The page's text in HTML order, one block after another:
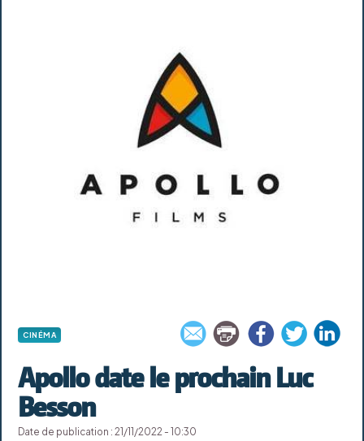
CINÉMA
Apollo date le prochain Luc
Besson
Date de publication : 21/11/2022 - 10:30